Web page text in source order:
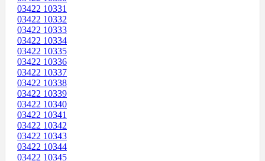
03422 10331
03422 10332
03422 10333
03422 10334
03422 10335
03422 10336
03422 10337
03422 10338
03422 10339
03422 10340
03422 10341
03422 10342
03422 10343
03422 10344
03422 10345